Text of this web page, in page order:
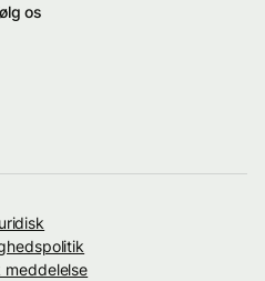
os
meddelelse